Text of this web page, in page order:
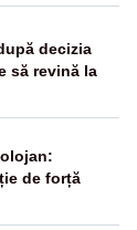
decizia
să revină la
de forță